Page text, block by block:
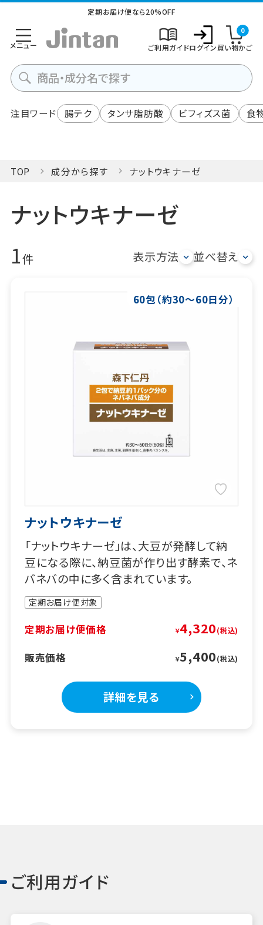
定期お届け便なら20%OFF
メニュー ご利用ガイドログイン
0
買い物かご
注目ワード 腸テク タンサ脂肪酸 ビフィズス菌 食
TOP 成分から探す ナットウキナーゼ
ナットウキナーゼ
1件 表示方法 並べ替え
60包（約30～60日分）
ナットウキナーゼ
「ナットウキナーゼ」は、大豆が発酵して納
豆になる際に、納豆菌が作り出す酵素で、ネ
バネバの中に多く含まれています。
定期お届け便対象
定期お届け便価格 ￥4,320
販売価格 ￥5,400
詳細を見る
ご利用ガイド